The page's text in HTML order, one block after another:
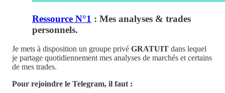
Ressource N°1 : Mes analyses & trades
personnels.
Je mets à disposition un groupe privé GRATUIT dans lequel
je partage quotidiennement mes analyses de marchés et certains
de mes trades.
Pour rejoindre le Telegram, il faut :